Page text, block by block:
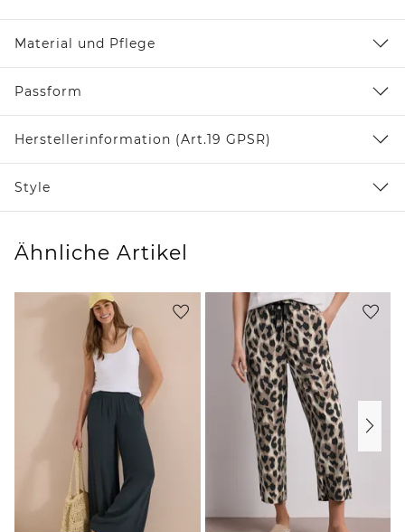
Material und Pflege
Passform
Herstellerinformation (Art.19 GPSR)
Style
Ähnliche Artikel